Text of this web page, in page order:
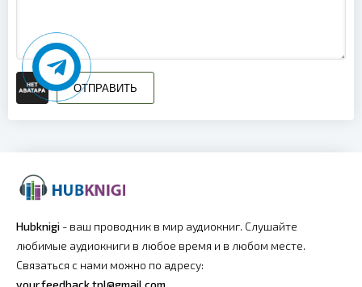
0022
0023
0024
0025
0026
ОТПРАВИТЬ
Hubknigi - ваш проводник в мир аудиокниг. Слушайте
любимые аудиокниги в любое время и в любом месте.
Связаться с нами можно по адресу:
your.feedback.tpl@gmail.com